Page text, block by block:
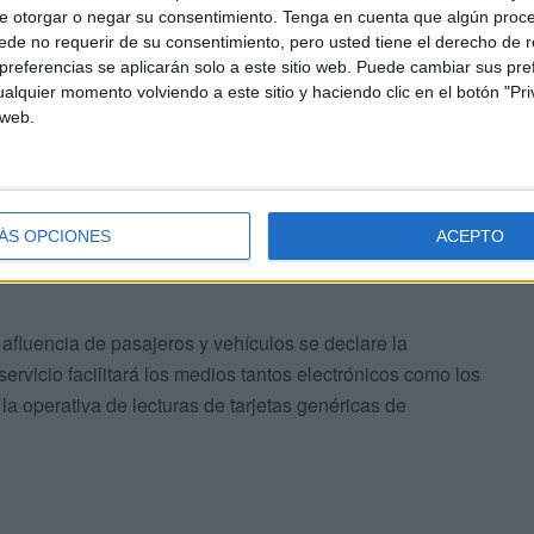
otorgar o negar su consentimiento. Tenga en cuenta que algún
no requerir de su consentimiento, pero usted tiene el derecho de
se aplicarán solo a este sitio web. Puede cambiar sus
momento volviendo a este sitio y haciendo clic en el botón
OPCIONES ACEPTO
extracción de información relativa a los billetes.
se procede a imprimir física o digitalmente las
un formato genérico. Toda esta información se
las navieras.
de pasajeros y vehículos se declare la
facilitará los medios tantos electrónicos como los
operativa de lecturas de tarjetas genéricas de